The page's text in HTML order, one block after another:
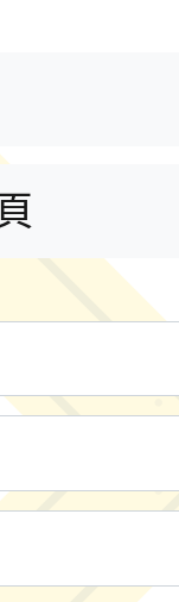
教學示
習扶助
-2：國
畫」
部表揚
獎」實
交通局
勵民眾
摺2.0
請參閱
國原住
盃暨
度學生
愛／
獎典禮
空演習
教育及